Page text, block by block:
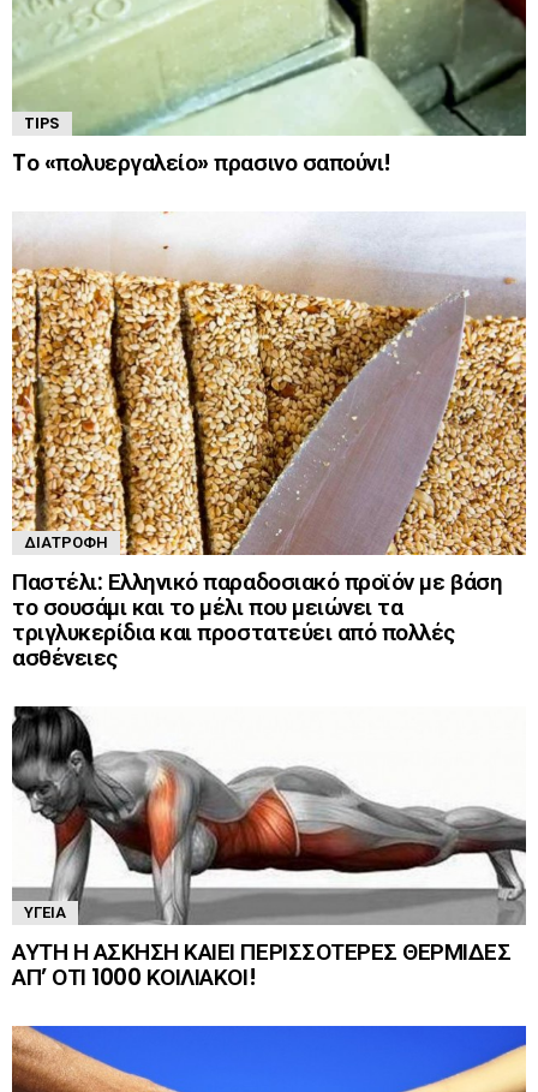
TIPS
Tο «πολυεργαλείο» πρασινο σαπούνι!
ΔΙΑΤΡΟΦΉ
Παστέλι: Ελληνικό παραδοσιακό προϊόν με βάση
το σουσάμι και το μέλι που μειώνει τα
τριγλυκερίδια και προστατεύει από πολλές
ασθένειες
ΥΓΕΊΑ
ΑΥΤΗ Η ΑΣΚΗΣΗ ΚΑΙΕΙ ΠΕΡΙΣΣΟΤΕΡΕΣ ΘΕΡΜΙΔΕΣ
ΑΠ’ ΟΤΙ 1000 ΚΟΙΛΙΑΚΟΙ!